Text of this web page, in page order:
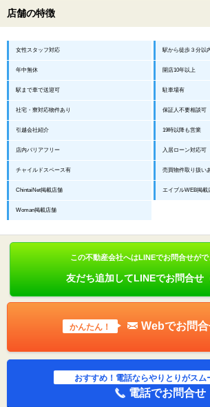
店舗の特徴
女性スタッフ対応 駅から徒歩３分以
年中無休 開店10年以上
駅まで車で送迎可 駐車場有
社宅・寮対応物件あり 保証人不要相談可
引越会社紹介 19時以降も営業
店内バリアフリー 入居ローン対応可
チャイルドスペース有 売買物件取り扱い
ChintaiNet掲載店舗 エイブルWEB掲載
Woman掲載店舗
この不動産会社へはLINEでお問合せがで
友だち追加してLINEでお問合せ
かんたん！ Webでお問
おすすめ！電話ならやりとりがスム
電話でお問合せ